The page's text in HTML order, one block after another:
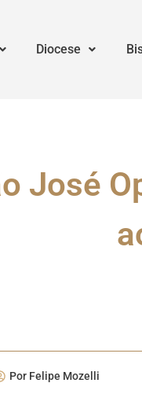
Diocese
José
Por Felipe Mozelli